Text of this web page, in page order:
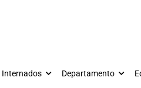
Internados Departamento